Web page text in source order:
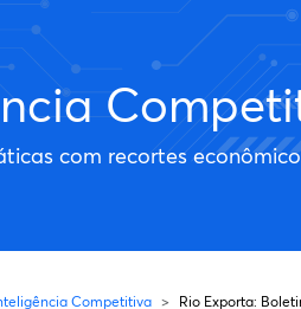
com recortes
Competitiva Rio Exporta: